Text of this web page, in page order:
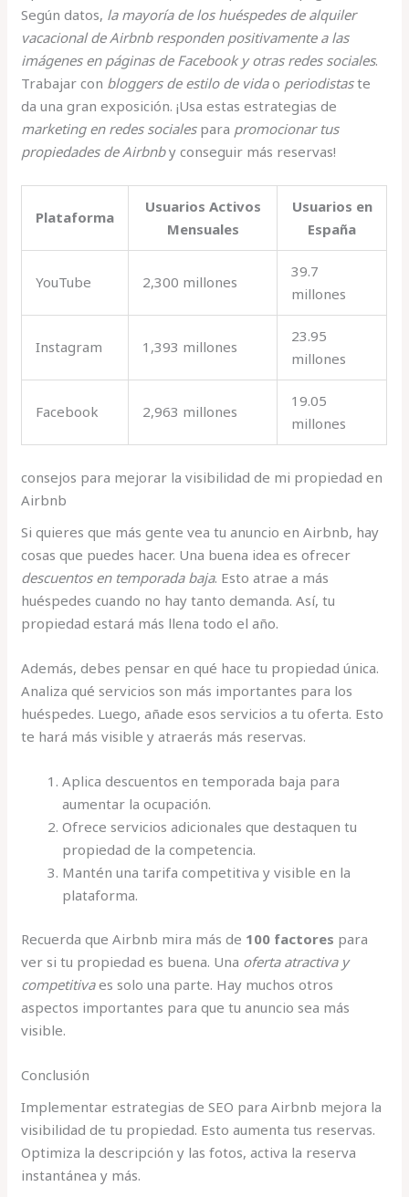
Según datos, la mayoría de los huéspedes de alquiler
vacacional de Airbnb responden positivamente a las
imágenes en páginas de Facebook y otras redes sociales.
Trabajar con bloggers de estilo de vidao periodistaste
da una gran exposición. ¡Usa estas estrategias de
marketing en redes socialespara promocionar tus
propiedades de Airbnby conseguir más reservas!
Plataforma
Usuarios Activos
Mensuales
Usuarios en
España
YouTube 2,300 millones
39.7
millones
Instagram 1,393 millones
23.95
millones
Facebook 2,963 millones
19.05
millones
consejos para mejorar la visibilidad de mi propiedad en
Airbnb
Si quieres que más gente vea tu anuncio en Airbnb, hay
cosas que puedes hacer. Una buena idea es ofrecer
descuentos en temporada baja. Esto atrae a más
huéspedes cuando no hay tanto demanda. Así, tu
propiedad estará más llena todo el año.
Además, debes pensar en qué hace tu propiedad única.
Analiza qué servicios son más importantes para los
huéspedes. Luego, añade esos servicios a tu oferta. Esto
te hará más visible y atraerás más reservas.
Aplica descuentos en temporada baja para
aumentar la ocupación.
Ofrece servicios adicionales que destaquen tu
propiedad de la competencia.
Mantén una tarifa competitiva y visible en la
plataforma.
Recuerda que Airbnb mira más de 100 factores para
ver si tu propiedad es buena. Una oferta atractiva y
competitivaes solo una parte. Hay muchos otros
aspectos importantes para que tu anuncio sea más
visible.
Conclusión
Implementar estrategias de SEO para Airbnb mejora la
visibilidad de tu propiedad. Esto aumenta tus reservas.
Optimiza la descripción y las fotos, activa la reserva
instantánea y más.